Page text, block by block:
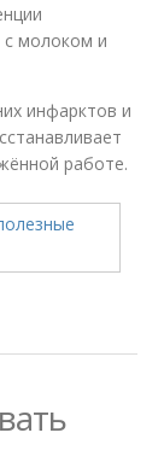
с молоком и
инфарктов и
работе.